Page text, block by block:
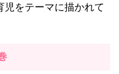
をテーマに描かれて